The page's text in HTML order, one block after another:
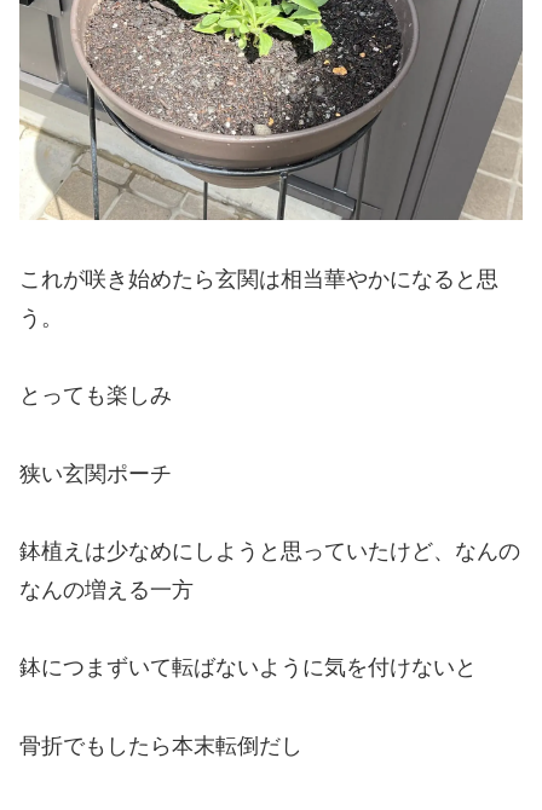
これが咲き始めたら玄関は相当華やかになると思
う。
とっても楽しみ
狭い玄関ポーチ
鉢植えは少なめにしようと思っていたけど、なんの
なんの増える一方
鉢につまずいて転ばないように気を付けないと
骨折でもしたら本末転倒だし